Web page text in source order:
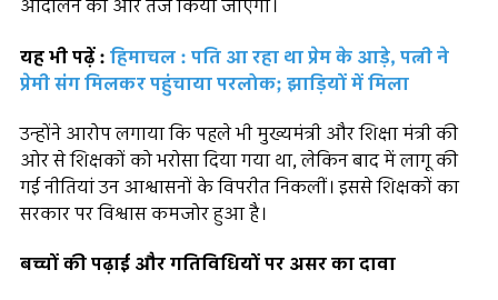
आंदोलन को और तेज किया जाएगा।
यह भी पढ़ें : हिमाचल : पति आ रहा था प्रेम के आड़े, पत्नी ने
प्रेमी संग मिलकर पहुंचाया परलोक; झाड़ियों में मिला
उन्होंने आरोप लगाया कि पहले भी मुख्यमंत्री और शिक्षा मंत्री की
ओर से शिक्षकों को भरोसा दिया गया था, लेकिन बाद में लागू की
गई नीतियां उन आश्वासनों के विपरीत निकलीं। इससे शिक्षकों का
सरकार पर विश्वास कमजोर हुआ है।
बच्चों की पढ़ाई और गतिविधियों पर असर का दावा